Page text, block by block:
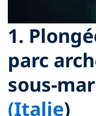
1.
parc
sous-
(Italie)